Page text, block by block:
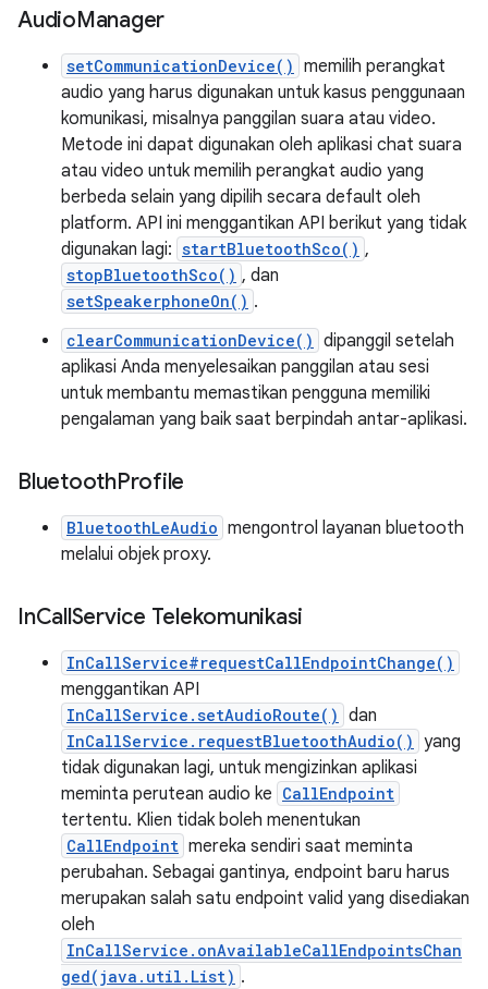
AudioManager
setCommunicationDevice() memilih perangkat
audio yang harus digunakan untuk kasus penggunaan
komunikasi, misalnya panggilan suara atau video.
Metode ini dapat digunakan oleh aplikasi chat suara
atau video untuk memilih perangkat audio yang
berbeda selain yang dipilih secara default oleh
platform. API ini menggantikan API berikut yang tidak
digunakan lagi: startBluetoothSco() ,
stopBluetoothSco() , dan
setSpeakerphoneOn() .
clearCommunicationDevice() dipanggil setelah
aplikasi Anda menyelesaikan panggilan atau sesi
untuk membantu memastikan pengguna memiliki
pengalaman yang baik saat berpindah antar-aplikasi.
BluetoothProfile
BluetoothLeAudio mengontrol layanan bluetooth
melalui objek proxy.
InCallService Telekomunikasi
InCallService#requestCallEndpointChange()
menggantikan API
InCallService.setAudioRoute() dan
InCallService.requestBluetoothAudio() yang
tidak digunakan lagi, untuk mengizinkan aplikasi
meminta perutean audio ke CallEndpoint
tertentu. Klien tidak boleh menentukan
CallEndpoint mereka sendiri saat meminta
perubahan. Sebagai gantinya, endpoint baru harus
merupakan salah satu endpoint valid yang disediakan
oleh
InCallService.onAvailableCallEndpointsChan
ged(java.util.List) .